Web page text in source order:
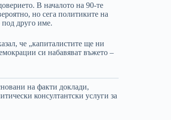
В началото на 90-те
но сега политиките на
под друго име.
че „капиталистите ще ни
си набавяват въжето –
на факти доклади,
консултантски услуги за